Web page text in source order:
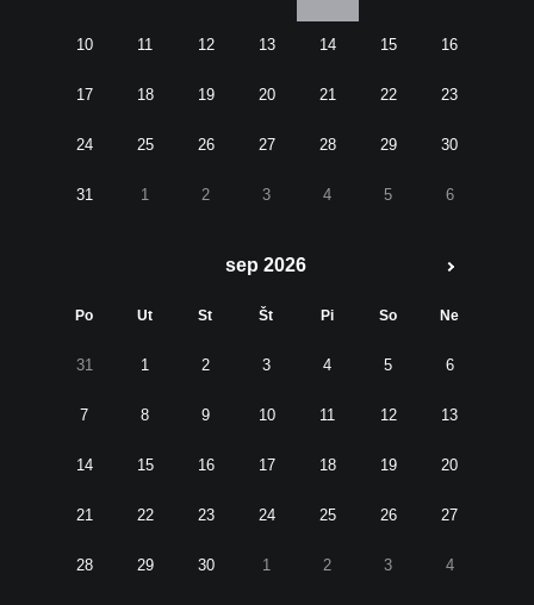
10 11 12 13 14 15 16
17 18 19 20 21 22 23
24 25 26 27 28 29 30
31 1 2 3 4 5 6
sep 2026
Po Ut St Št Pi So Ne
31 1 2 3 4 5 6
7 8 9 10 11 12 13
14 15 16 17 18 19 20
21 22 23 24 25 26 27
28 29 30 1 2 3 4